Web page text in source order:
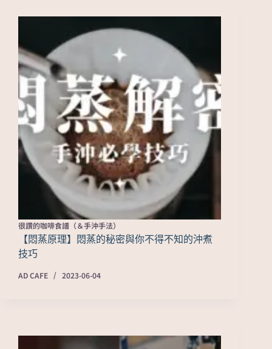
很讚的咖啡食譜（＆手沖手法）
【悶蒸原理】悶蒸的秘密與你不得不知的沖煮
技巧
AD CAFE 2023-06-04